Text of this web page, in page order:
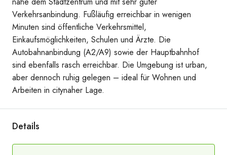
20260731_143650386_iOS
Verkehrsanbindung. Fußläufig erreichbar in wenigen
Minuten sind öffentliche Verkehrsmittel,
Einkaufsmöglichkeiten, Schulen und Ärzte. Die
Autobahnanbindung (A2/A9) sowie der Hauptbahnhof
sind ebenfalls rasch erreichbar. Die Umgebung ist urban,
aber dennoch ruhig gelegen – ideal für Wohnen und
Arbeiten in citynaher Lage.
Details